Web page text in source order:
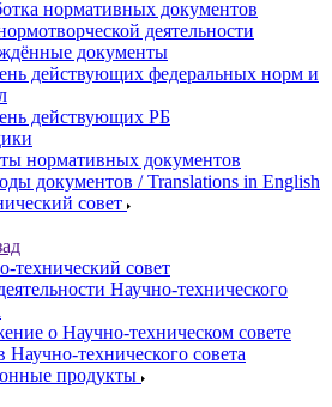
нормативных документов
деятельности
документы
действующих федеральных норм и
действующих РБ
нормативных документов
документов / Translations in English
совет
технический совет
Научно-технического
о Научно-техническом совете
Научно-технического совета
продукты